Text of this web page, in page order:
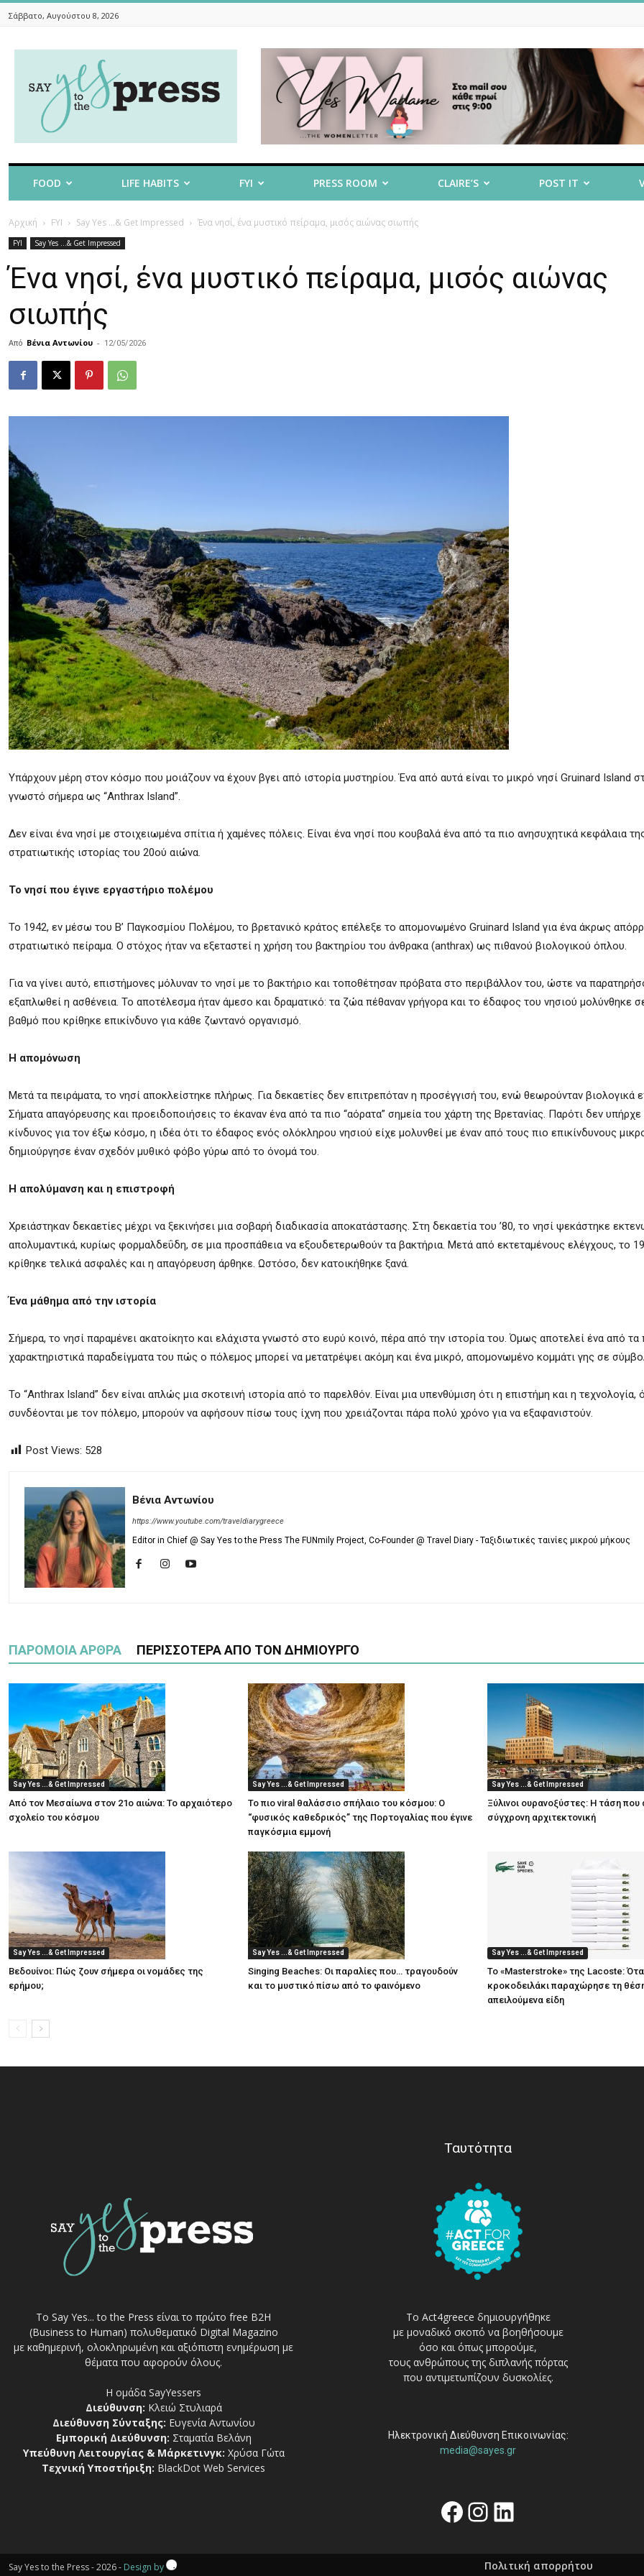
Σάββατο, Αυγούστου 8, 2026
To
The
FOOD LIFE HABITS FYI PRESS ROOM CLAIRE’S POST IT
Αρχική FYI Say Yes ...& Get Impressed Ένα νησί, ένα μυστικό πείραμα, μισός αιώνας σιωπής
FYI Say Yes ...& Get Impressed
Ένα νησί, ένα μυστικό πείραμα, μισός αιώνας
σιωπής
Από Βένια Αντωνίου - 12/05/2026
Υπάρχουν μέρη στον κόσμο που μοιάζουν να έχουν βγει από ιστορία μυστηρίου. Ένα από αυτά είναι το μικρό νησί Gruinard Island
γνωστό σήμερα ως “Anthrax Island”.
Δεν είναι ένα νησί με στοιχειωμένα σπίτια ή χαμένες πόλεις. Είναι ένα νησί που κουβαλά ένα από τα πιο ανησυχητικά κεφάλαια
στρατιωτικής ιστορίας του 20ού αιώνα.
Το νησί που έγινε εργαστήριο πολέμου
Το 1942, εν μέσω του Β’ Παγκοσμίου Πολέμου, το βρετανικό κράτος επέλεξε το απομονωμένο Gruinard Island για ένα άκρως
στρατιωτικό πείραμα. Ο στόχος ήταν να εξεταστεί η χρήση του βακτηρίου του άνθρακα (anthrax) ως πιθανού βιολογικού όπλου.
Για να γίνει αυτό, επιστήμονες μόλυναν το νησί με το βακτήριο και τοποθέτησαν πρόβατα στο περιβάλλον του, ώστε να
εξαπλωθεί η ασθένεια. Το αποτέλεσμα ήταν άμεσο και δραματικό: τα ζώα πέθαναν γρήγορα και το έδαφος του νησιού μολύνθηκε
βαθμό που κρίθηκε επικίνδυνο για κάθε ζωντανό οργανισμό.
Η απομόνωση
Μετά τα πειράματα, το νησί αποκλείστηκε πλήρως. Για δεκαετίες δεν επιτρεπόταν η προσέγγισή του, ενώ θεωρούνταν βιολογικά
Σήματα απαγόρευσης και προειδοποιήσεις το έκαναν ένα από τα πιο “αόρατα” σημεία του χάρτη της Βρετανίας. Παρότι δεν
κίνδυνος για τον έξω κόσμο, η ιδέα ότι το έδαφος ενός ολόκληρου νησιού είχε μολυνθεί με έναν από τους πιο επικίνδυνους
δημιούργησε έναν σχεδόν μυθικό φόβο γύρω από το όνομά του.
Η απολύμανση και η επιστροφή
Χρειάστηκαν δεκαετίες μέχρι να ξεκινήσει μια σοβαρή διαδικασία αποκατάστασης. Στη δεκαετία του ’80, το νησί ψεκάστηκε
απολυμαντικά, κυρίως φορμαλδεΰδη, σε μια προσπάθεια να εξουδετερωθούν τα βακτήρια. Μετά από εκτεταμένους ελέγχους, το
κρίθηκε τελικά ασφαλές και η απαγόρευση άρθηκε. Ωστόσο, δεν κατοικήθηκε ξανά.
Ένα μάθημα από την ιστορία
Σήμερα, το νησί παραμένει ακατοίκητο και ελάχιστα γνωστό στο ευρύ κοινό, πέρα από την ιστορία του. Όμως αποτελεί ένα από τα
χαρακτηριστικά παραδείγματα του πώς ο πόλεμος μπορεί να μετατρέψει ακόμη και ένα μικρό, απομονωμένο κομμάτι γης σε
Το “Anthrax Island” δεν είναι απλώς μια σκοτεινή ιστορία από το παρελθόν. Είναι μια υπενθύμιση ότι η επιστήμη και η τεχνολογία,
συνδέονται με τον πόλεμο, μπορούν να αφήσουν πίσω τους ίχνη που χρειάζονται πάρα πολύ χρόνο για να εξαφανιστούν.
Post Views: 528
Βένια Αντωνίου
https://www.youtube.com/traveldiarygreece
Editor in Chief @ Say Yes to the Press The FUNmily Project, Co-Founder @ Travel Diary - Ταξιδιωτικές ταινίες μικρού μήκους
ΠΑΡΟΜΟΙΑ ΑΡΘΡΑ ΠΕΡΙΣΣΟΤΕΡΑ ΑΠΟ ΤΟΝ ΔΗΜΙΟΥΡΓΟ
Say Yes ...& Get Impressed
Από τον Μεσαίωνα στον 21ο αιώνα: Το αρχαιότερο
σχολείο του κόσμου
Say Yes ...& Get Impressed
Το πιο viral θαλάσσιο σπήλαιο του κόσμου: Ο
“φυσικός καθεδρικός” της Πορτογαλίας που έγινε
παγκόσμια εμμονή
Say Yes ...& Get Impressed
Ξύλινοι ουρανοξύστες: Η τάση που
σύγχρονη αρχιτεκτονική
Say Yes ...& Get Impressed
Βεδουίνοι: Πώς ζουν σήμερα οι νομάδες της
ερήμου;
Say Yes ...& Get Impressed
Singing Beaches: Οι παραλίες που… τραγουδούν
και το μυστικό πίσω από το φαινόμενο
Say Yes ...& Get Impressed
Το «Masterstroke» της Lacoste:
κροκοδειλάκι παραχώρησε τη
απειλούμενα είδη
Το Say Yes... to the Press είναι το πρώτο free Β2Η
(Business to Human) πολυθεματικό Digital Magazino
με καθημερινή, ολοκληρωμένη και αξιόπιστη ενημέρωση με
θέματα που αφορούν όλους.
Η ομάδα SayYessers
Διεύθυνση: Κλειώ Στυλιαρά
Διεύθυνση Σύνταξης: Ευγενία Αντωνίου
Εμπορική Διεύθυνση: Σταματία Βελάνη
Υπεύθυνη Λειτουργίας & Μάρκετινγκ: Χρύσα Γώτα
Τεχνική Υποστήριξη: BlackDot Web Services
Ταυτότητα
Το Act4greece δημιουργήθηκε
με μοναδικό σκοπό να βοηθήσουμε
όσο και όπως μπορούμε,
τους ανθρώπους της διπλανής πόρτας
που αντιμετωπίζουν δυσκολίες.
Ηλεκτρονική Διεύθυνση Επικοινωνίας:
media@sayes.gr
Facebook
Instagram
Linkedin
Πολιτική απορρήτου
Say Yes to the Press - 2026 - Design by